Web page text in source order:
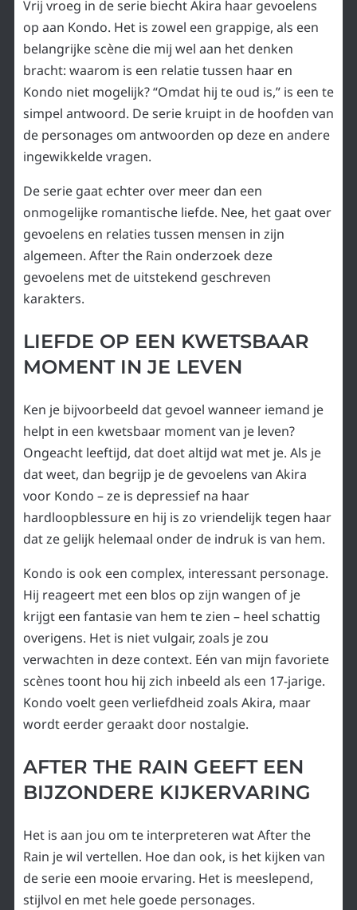
Vrij vroeg in de serie biecht Akira haar gevoelens
op aan Kondo. Het is zowel een grappige, als een
belangrijke scène die mij wel aan het denken
bracht: waarom is een relatie tussen haar en
Kondo niet mogelijk? “Omdat hij te oud is,” is een te
simpel antwoord. De serie kruipt in de hoofden van
de personages om antwoorden op deze en andere
ingewikkelde vragen.
De serie gaat echter over meer dan een
onmogelijke romantische liefde. Nee, het gaat over
gevoelens en relaties tussen mensen in zijn
algemeen. After the Rain onderzoek deze
gevoelens met de uitstekend geschreven
karakters.
LIEFDE OP EEN KWETSBAAR
MOMENT IN JE LEVEN
Ken je bijvoorbeeld dat gevoel wanneer iemand je
helpt in een kwetsbaar moment van je leven?
Ongeacht leeftijd, dat doet altijd wat met je. Als je
dat weet, dan begrijp je de gevoelens van Akira
voor Kondo – ze is depressief na haar
hardloopblessure en hij is zo vriendelijk tegen haar
dat ze gelijk helemaal onder de indruk is van hem.
Kondo is ook een complex, interessant personage.
Hij reageert met een blos op zijn wangen of je
krijgt een fantasie van hem te zien – heel schattig
overigens. Het is niet vulgair, zoals je zou
verwachten in deze context. Eén van mijn favoriete
scènes toont hou hij zich inbeeld als een 17-jarige.
Kondo voelt geen verliefdheid zoals Akira, maar
wordt eerder geraakt door nostalgie.
AFTER THE RAIN GEEFT EEN
BIJZONDERE KIJKERVARING
Het is aan jou om te interpreteren wat After the
Rain je wil vertellen. Hoe dan ook, is het kijken van
de serie een mooie ervaring. Het is meeslepend,
stijlvol en met hele goede personages.